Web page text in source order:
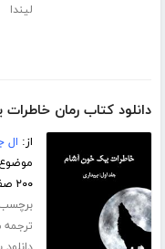
لیندا
دانلود کتاب رمان
از: ال
۲۰۰ صفحه